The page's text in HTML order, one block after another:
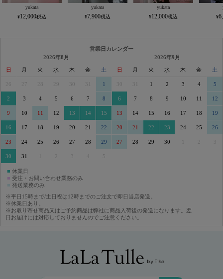
yukata
12,000
yukata
7,900
yukata
12,000
営業日カレンダー
2026年8月
日 月 火 水 木 金 土
29 30 31 1
2 3 4 5 6 7 8
9 10 11 12 13 14 15
16 17 18 19 20 21 22
23 24 25 26 27 28 29
30 31 3 5
2026年9月
日 月 火 水 木 金 土
30 31 1 2 3 4 5
6 7 8 9 10 11 12
13 14 15 16 17 18 19
20 21 22 23 24 25 26
27 28 29 30 3
■ 休業日
■ 受注・お問い合わせ業務のみ
■ 発送業務のみ
※平日15時まで/土日祝は12時までのご注文で即日当店発送。
※休業日あり。
※お取り寄せ商品又はご予約商品は弊社に商品入荷後の発送になります。翌
日お届けには対応しておりませんのでご注意ください。